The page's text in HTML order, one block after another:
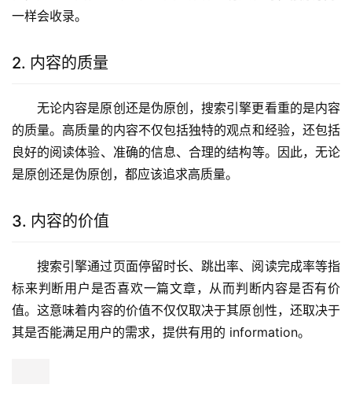
一样会收录。
2. 内容的质量
无论内容是原创还是伪原创，搜索引擎更看重的是内容
的质量。高质量的内容不仅包括独特的观点和经验，还包括
良好的阅读体验、准确的信息、合理的结构等。因此，无论
是原创还是伪原创，都应该追求高质量。
3. 内容的价值
搜索引擎通过页面停留时长、跳出率、阅读完成率等指
标来判断用户是否喜欢一篇文章，从而判断内容是否有价
值。这意味着内容的价值不仅仅取决于其原创性，还取决于
其是否能满足用户的需求，提供有用的 information。